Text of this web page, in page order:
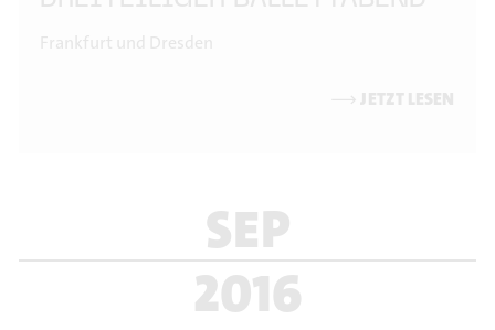
SEP
2016